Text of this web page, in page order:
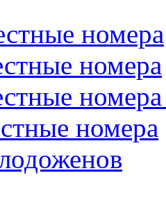
номера
номера
номера